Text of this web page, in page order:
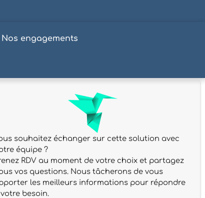
Nos engagements
souhaitez échanger sur cette solution avec
équipe ?
RDV au moment de votre choix et partagez
vos questions. Nous tâcherons de vous
les meilleurs informations pour répondre
besoin.